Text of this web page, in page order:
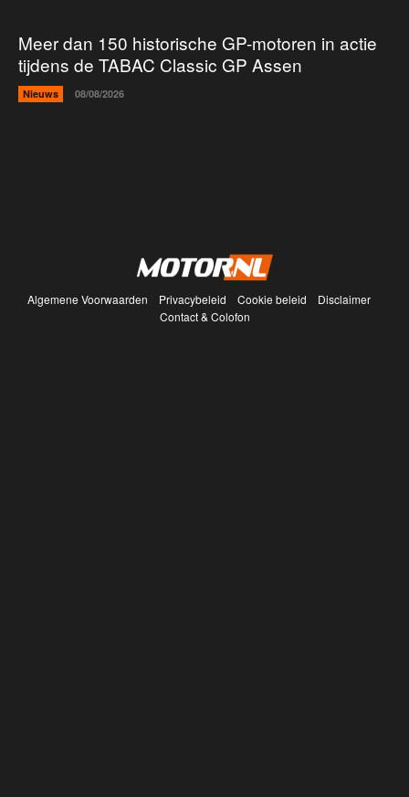
Meer dan 150 historische GP-motoren in actie
tijdens de TABAC Classic GP Assen
Nieuws 08/08/2026
Algemene Voorwaarden Privacybeleid Cookie beleid
Disclaimer
Contact & Colofon